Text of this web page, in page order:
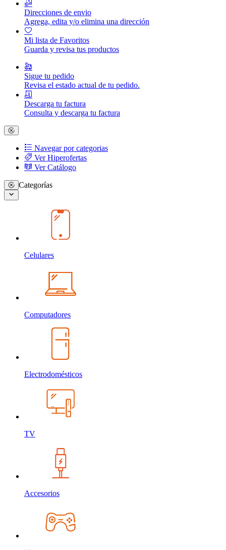
Direcciones de envio
Agrega, edita y/o elimina una dirección
Mi lista de Favoritos
Guarda y revisa tus productos
Sigue tu pedido
Revisa el estado actual de tu pedido.
Descarga tu factura
Consulta y descarga tu factura
Navegar por categorias
Ver Hiperofertas
Ver Catálogo
Categorías
Celulares
Computadores
Electrodomésticos
TV
Accesorios